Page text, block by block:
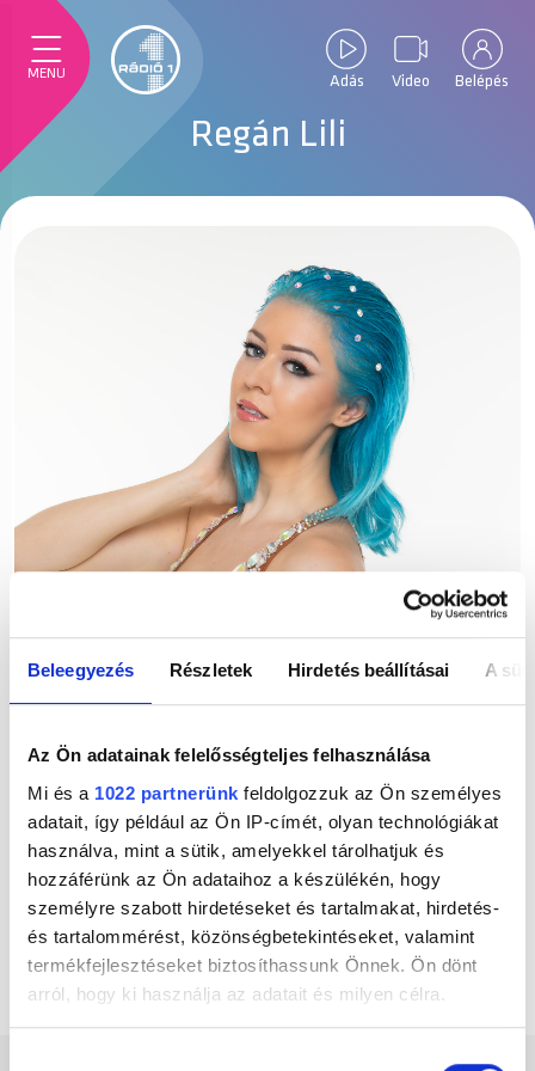
Beleegyezés Részletek Hirdetés beállításai A
Az Ön adatainak felelősségteljes felhasználása
Mi és a 1022 partnerünk feldolgozzuk az Ön személyes
adatait, így például az Ön IP-címét, olyan technológiákat
használva, mint a sütik, amelyekkel tárolhatjuk és
hozzáférünk az Ön adataihoz a készülékén, hogy
személyre szabott hirdetéseket és tartalmakat, hirdetés-
és tartalommérést, közönségbetekintéseket, valamint
termékfejlesztéseket biztosíthassunk Önnek. Ön dönt
arról, hogy ki használja az adatait és milyen célra.
MENU Adás Video Belépés
Regán Lili
csütörtök 21:00 – 23:00
Regán Lili bebizonyította, hogy a kemény munka
kifizetődő – gyerekkora óta a zene határozza meg
az életét, így nem meglepő, hogy mára már az új
generáció elsőszámú női lemezlovasa lett. A Rádió 1
DJ Szavazás győztese 2022-ben, 2023-ban és 2024-
ben!